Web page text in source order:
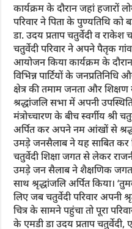
कार्यक्रम के दौरान जहां हजारों
परिवार ने पिता के पुण्यतिथि
डा. उदय प्रताप चतुर्वेदी व राकेश
चतुर्वेदी परिवार ने अपने पैतृक
आयोजन किया कार्यक्रम के
विभिन्न पार्टियों के
क्षेत्र की तमाम जनता और
श्रद्धांजलि सभा में अपनी
मंत्रोच्चारण के बीच स्वर्गीय श्री
अर्पित कर अपने नम आंखों से
उमड़े जनसैलाब ने यह साबित कर
चतुर्वेदी शिक्षा जगत से लेकर
उमड़े जन सैलाब ने शैक्षणिक जगत
साथ श्रृद्धांजलि अर्पित किया।
लिए जब चतुर्वेदी परिवार अपनी
चित्र के सामने पहुंचा तो पूरा
के एमडी डा उदय प्रताप